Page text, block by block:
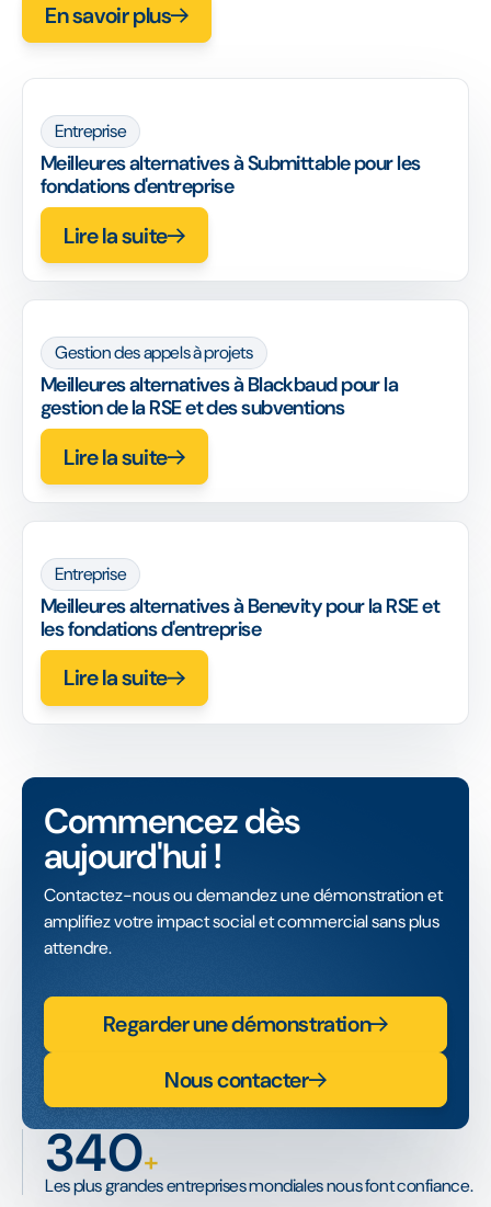
En savoir plus
Entreprise
Meilleures alternatives à Submittable pour les
fondations d'entreprise
Lire la suite
Gestion des appels à projets
Meilleures alternatives à Blackbaud pour la
gestion de la RSE et des subventions
Lire la suite
Entreprise
Meilleures alternatives à Benevity pour la RSE et
les fondations d'entreprise
Lire la suite
Commencez dès
aujourd'hui !
Contactez-nous ou demandez une démonstration et
amplifiez votre impact social et commercial sans plus
attendre.
Regarder une démonstration
Nous contacter
340+
Les plus grandes entreprises mondiales nous font confiance.